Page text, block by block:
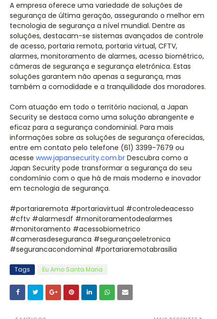
A empresa oferece uma variedade de soluções de
segurança de última geração, assegurando o melhor em
tecnologia de segurança a nível mundial. Dentre as
soluções, destacam-se sistemas avançados de controle
de acesso, portaria remota, portaria virtual, CFTV,
alarmes, monitoramento de alarmes, acesso biométrico,
câmeras de segurança e segurança eletrônica. Estas
soluções garantem não apenas a segurança, mas
também a comodidade e a tranquilidade dos moradores.
Com atuação em todo o território nacional, a Japan
Security se destaca como uma solução abrangente e
eficaz para a segurança condominial. Para mais
informações sobre as soluções de segurança oferecidas,
entre em contato pelo telefone (61) 3399-7679 ou
acesse www.japansecurity.com.br Descubra como a
Japan Security pode transformar a segurança do seu
condomínio com o que há de mais moderno e inovador
em tecnologia de segurança.
#portariaremota #portariavirtual #controledeacesso
#cftv #alarmesdf #monitoramentodealarmes
#monitoramento #acessobiometrico
#camerasdeseguranca #segurançaeletronica
#segurancacondominal #portariaremotabrasilia
Tags Eu Amo Santa Maria